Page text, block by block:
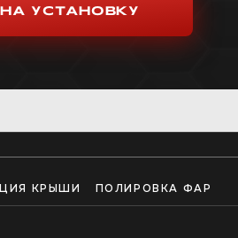
УСТАНОВКУ
КРЫШИ ПОЛИРОВКА ФАР